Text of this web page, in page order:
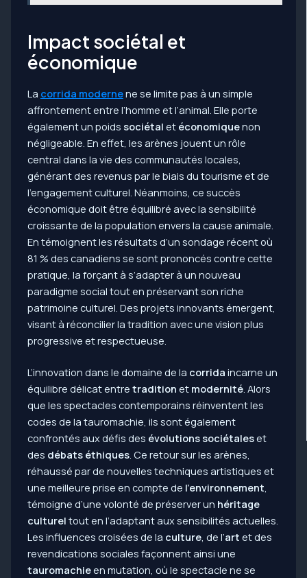
Impact sociétal et
économique
La corrida modernene se limite pas à un simple
affrontement entre l’homme et l’animal. Elle porte
également un poids sociétal et économiquenon
négligeable. En effet, les arènes jouent un rôle
central dans la vie des communautés locales,
générant des revenus par le biais du tourisme et de
l’engagement culturel. Néanmoins, ce succès
économique doit être équilibré avec la sensibilité
croissante de la population envers la cause animale.
En témoignent les résultats d’un sondage récent où
81 % des canadiens se sont prononcés contre cette
pratique, la forçant à s’adapter à un nouveau
paradigme social tout en préservant son riche
patrimoine culturel. Des projets innovants émergent,
visant à réconcilier la tradition avec une vision plus
progressive et respectueuse.
L’innovation dans le domaine de la corrida incarne un
équilibre délicat entre tradition et modernité. Alors
que les spectacles contemporains réinventent les
codes de la tauromachie, ils sont également
confrontés aux défis des évolutions sociétaleset
des débats éthiques. Ce retour sur les arènes,
réhaussé par de nouvelles techniques artistiques et
une meilleure prise en compte de l’environnement
témoigne d’une volonté de préserver un héritage
culturel tout en l’adaptant aux sensibilités actuelles.
Les influences croisées de la culture, de l’art et des
revendications sociales façonnent ainsi une
tauromachieen mutation, où le spectacle ne se